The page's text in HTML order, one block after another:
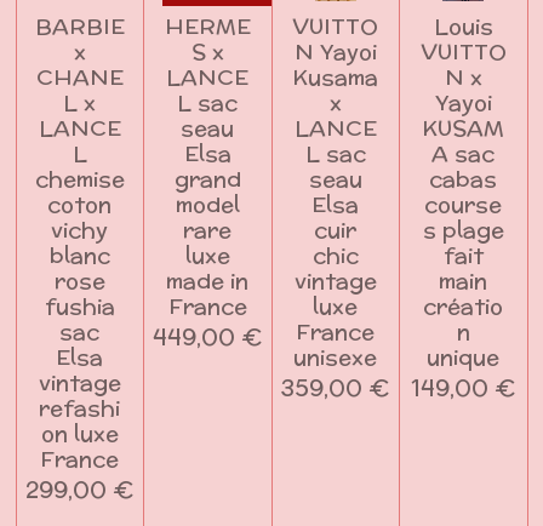
BARBIE
x
CHANE
L x
LANCE
L
chemise
coton
vichy
blanc
rose
fushia
sac
Elsa
vintage
refashi
on luxe
France
299,00 €
HERME
S x
LANCE
L sac
seau
Elsa
grand
model
rare
luxe
made in
France
449,00 €
VUITTO
N Yayoi
Kusama
x
LANCE
L sac
seau
Elsa
cuir
chic
vintage
luxe
France
unisexe
359,00 €
Louis
VUITTO
N x
Yayoi
KUSAM
A sac
cabas
course
s plage
fait
main
créatio
n
unique
149,00 €